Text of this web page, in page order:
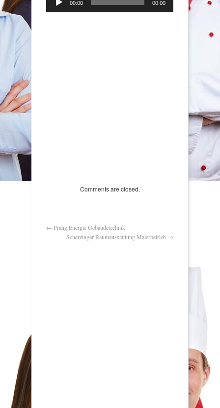
Player
00:00 00:00
Comments are closed.
← Prang Energie Gebäudetechnik
Scherzinger Raumausstattung Malerbetrieb →